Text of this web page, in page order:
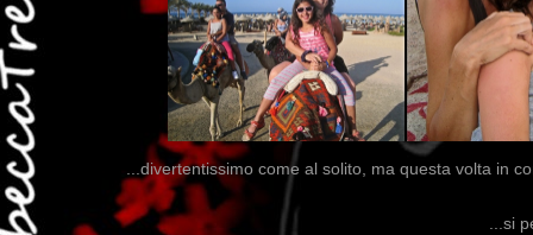
...divertentissimo come al solito, ma questa volta in
...si